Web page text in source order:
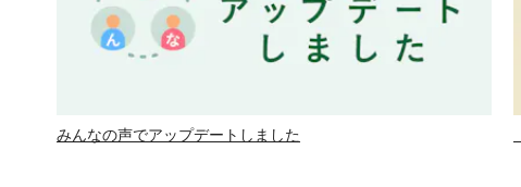
みんなの声でアップデートしました